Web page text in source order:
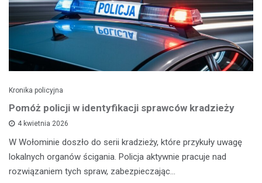
Kronika policyjna
Pomóż policji w identyfikacji sprawców kradzieży
4 kwietnia 2026
W Wołominie doszło do serii kradzieży, które przykuły uwagę
lokalnych organów ścigania. Policja aktywnie pracuje nad
rozwiązaniem tych spraw, zabezpieczając…